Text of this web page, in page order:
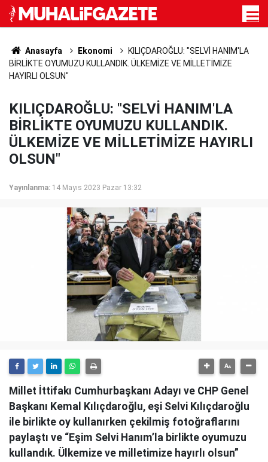
Anasayfa Ekonomi
KILIÇDAROĞLU: "SELVİ HANIM'LA
BİRLİKTE OYUMUZU KULLANDIK. ÜLKEMİZE VE MİLLETİMİZE
HAYIRLI OLSUN"
KILIÇDAROĞLU: "SELVİ HANIM'LA
BİRLİKTE OYUMUZU KULLANDIK.
ÜLKEMİZE VE MİLLETİMİZE HAYIRLI
OLSUN"
Yayınlanma: 14 Mayıs 2023 Pazar 13:32
Millet İttifakı Cumhurbaşkanı Adayı ve CHP Genel
Başkanı Kemal Kılıçdaroğlu, eşi Selvi Kılıçdaroğlu
ile birlikte oy kullanırken çekilmiş fotoğraflarını
paylaştı ve “Eşim Selvi Hanım’la birlikte oyumuzu
kullandık. Ülkemize ve milletimize hayırlı olsun”